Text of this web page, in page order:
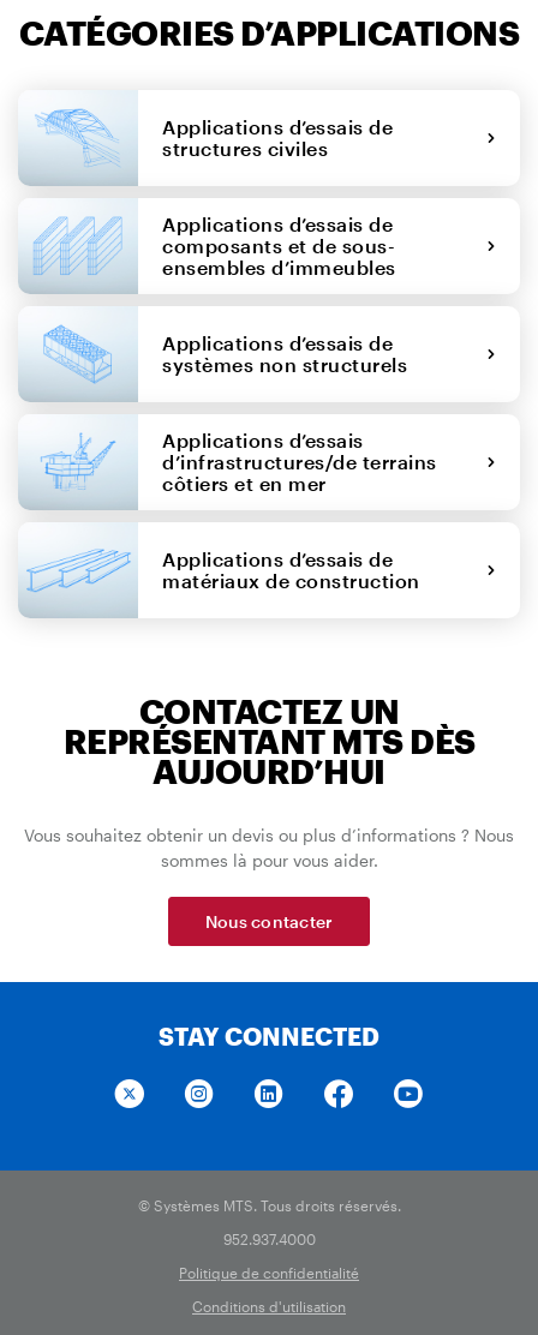
CATÉGORIES D’APPLICATIONS
Applications d’essais de
structures civiles
Applications d’essais de
composants et de sous-
ensembles d’immeubles
Applications d’essais de
systèmes non structurels
Applications d’essais
d’infrastructures/de terrains
côtiers et en mer
Applications d’essais de
matériaux de construction
CONTACTEZ UN
REPRÉSENTANT MTS DÈS
AUJOURD’HUI
Vous souhaitez obtenir un devis ou plus d’informations ? Nous
sommes là pour vous aider.
Nous contacter
STAY CONNECTED
© Systèmes MTS. Tous droits réservés.
952.937.4000
Politique de confidentialité
Conditions d'utilisation